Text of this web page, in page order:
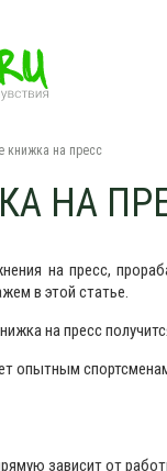
книжка на пресс
НА
Сложный
на пресс,
в этой статье.
на пресс
опытным
зависит от